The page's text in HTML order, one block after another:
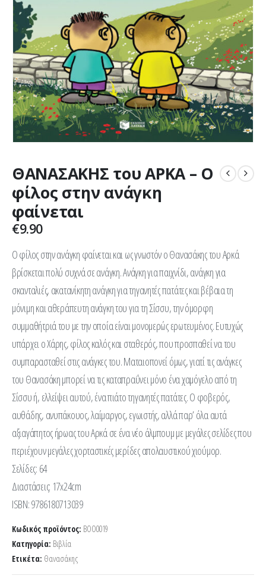
ΘΑΝΑΣΑΚΗΣ του ΑΡΚΑ – Ο
φίλος στην ανάγκη
φαίνεται
€9.90
Ο φίλος στην ανάγκη φαίνεται και ως γνωστόν ο Θανασάκης του Αρκά
βρίσκεται πολύ συχνά σε ανάγκη. Ανάγκη για παιχνίδι, ανάγκη για
σκανταλιές, ακατανίκητη ανάγκη για τηγανητές πατάτες και βέβαια τη
μόνιμη και αθεράπευτη ανάγκη του για τη Σίσσυ, την όμορφη
συμμαθήτριά του με την οποία είναι μονομερώς ερωτευμένος. Ευτυχώς
υπάρχει ο Χάρης, φίλος καλός και σταθερός, που προσπαθεί να του
συμπαρασταθεί στις ανάγκες του. Ματαιοπονεί όμως, γιατί τις ανάγκες
του Θανασάκη μπορεί να τις καταπραΰνει μόνο ένα χαμόγελο από τη
Σίσσυ ή, ελλείψει αυτού, ένα πιάτο τηγανητές πατάτες. Ο φοβερός,
αυθάδης, ανυπάκουος, λαίμαργος, εγωιστής, αλλά παρ’ όλα αυτά
αξιαγάπητος ήρωας του Αρκά σε ένα νέο άλμπουμ με μεγάλες σελίδες που
περιέχουν μεγάλες χορταστικές μερίδες απολαυστικού χιούμορ.
Σελίδες: 64
Διαστάσεις: 17x24cm
ISBN: 9786180713039
Κωδικός προϊόντος: ΒΟΟ0019
Κατηγορία: Βιβλία
Ετικέτα: Θανασάκης